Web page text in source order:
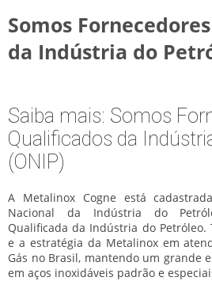
Somos
da Indústria do
Saiba mais: Somos
Qualificados da
(ONIP)
A Metalinox Cogne está
Nacional da Indústria do
Qualificada da Indústria do
e a estratégia da Metalinox em
Gás no Brasil, mantendo um grande
em aços inoxidáveis padrão e